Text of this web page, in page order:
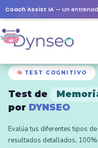
Coach Assist IA — Un entrenador vocal
TEST COGNITIVO
Test de
por DYNSEO
Evalúa tus diferentes tipos
resultados detallados,